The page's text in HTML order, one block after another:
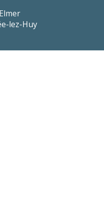
lez-Huy